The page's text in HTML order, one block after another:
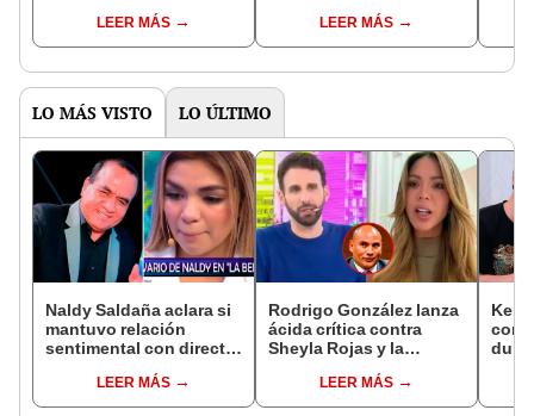
adelante"LEER MÁS
redes sociales
LEER MÁS
LO MÁS VISTO LO ÚLTIMO
Naldy Saldaña aclara si
mantuvo relación
sentimental con director
denunciarlo por
tocamientos: “Me
LEER MÁS
Rodrigo González lanza
ácida crítica contra
Sheyla Rojas y la
relación con su hijo: "Te
has dedicado a buscar
LEER MÁS
dura